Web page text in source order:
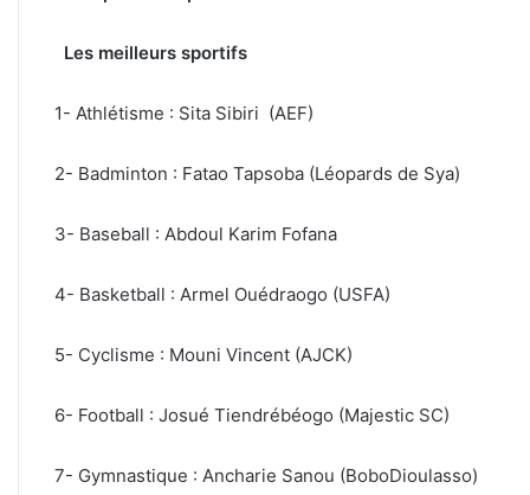
Les meilleurs sportifs
1- Athlétisme : Sita Sibiri (AEF)
2- Badminton : Fatao Tapsoba (Léopards de Sya)
3- Baseball : Abdoul Karim Fofana
4- Basketball : Armel Ouédraogo (USFA)
5- Cyclisme : Mouni Vincent (AJCK)
6- Football : Josué Tiendrébéogo (Majestic SC)
7- Gymnastique : Ancharie Sanou (BoboDioulasso)